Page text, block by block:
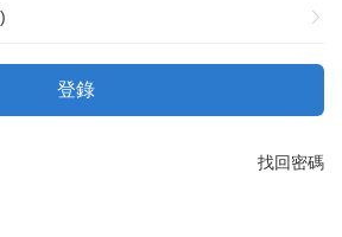
登錄
找回密碼